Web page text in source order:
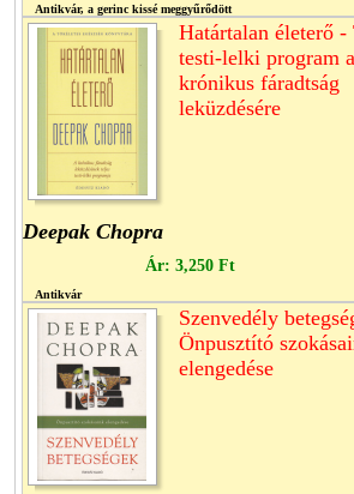
Antikvár, a gerinc kissé meggyűrődött
Határtalan életerő -
testi-lelki program a
krónikus fáradtság
leküzdésére
Deepak Chopra
Ár: 3,250 Ft
Antikvár
Szenvedély
Önpusztító
elengedése